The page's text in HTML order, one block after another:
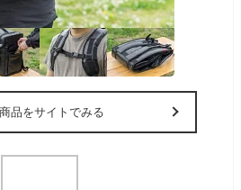
品をサイトでみる